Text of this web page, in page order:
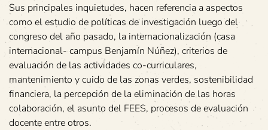
Sus principales inquietudes, hacen referencia a aspectos
como el estudio de políticas de investigación luego del
congreso del año pasado, la internacionalización (casa
internacional- campus Benjamín Núñez), criterios de
evaluación de las actividades co-curriculares,
mantenimiento y cuido de las zonas verdes, sostenibilidad
financiera, la percepción de la eliminación de las horas
colaboración, el asunto del FEES, procesos de evaluación
docente entre otros.